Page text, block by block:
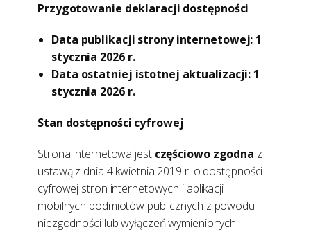
Przygotowanie deklaracji dostępności
Data publikacji strony internetowej: 1
stycznia 2026 r.
Data ostatniej istotnej aktualizacji: 1
stycznia 2026 r.
Stan dostępności cyfrowej
Strona internetowa jest częściowo zgodna z
ustawą z dnia 4 kwietnia 2019 r. o dostępności
cyfrowej stron internetowych i aplikacji
mobilnych podmiotów publicznych z powodu
niezgodności lub wyłączeń wymienionych